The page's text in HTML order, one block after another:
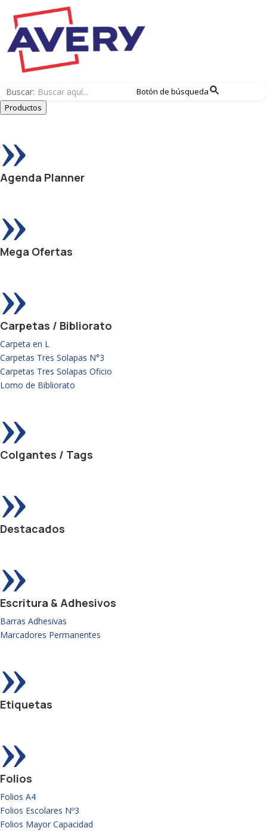
Buscar:
Botón de búsqueda
Productos
»
Agenda Planner
»
Mega Ofertas
»
Carpetas / Bibliorato
Carpeta en L
Carpetas Tres Solapas N°3
Carpetas Tres Solapas Oficio
Lomo de Bibliorato
»
Colgantes / Tags
»
Destacados
»
Escritura & Adhesivos
Barras Adhesivas
Marcadores Permanentes
»
Etiquetas
»
Folios
Folios A4
Folios Escolares Nº3
Folios Mayor Capacidad